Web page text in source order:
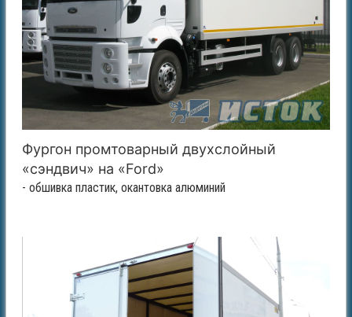
Фургон промтоварный двухслойный
«сэндвич» на «Ford»
- обшивка пластик, окантовка алюминий